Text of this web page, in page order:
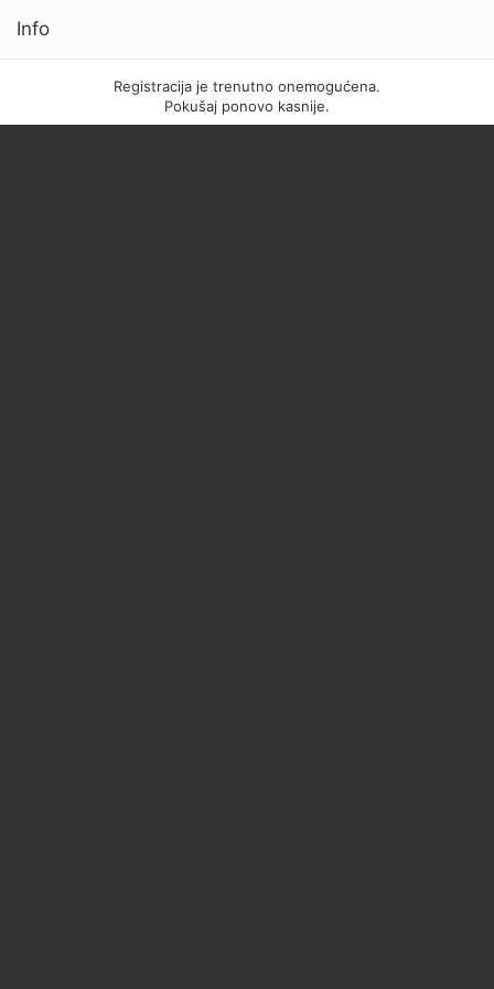
Info
Registracija je trenutno onemogućena.
Pokušaj ponovo kasnije.